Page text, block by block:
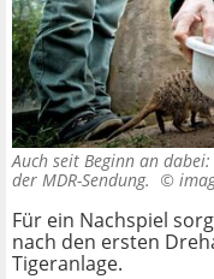
Auch seit Beginn an
der MDR-Sendung. ©
Für ein Nachspiel
nach den ersten
Tigeranlage.